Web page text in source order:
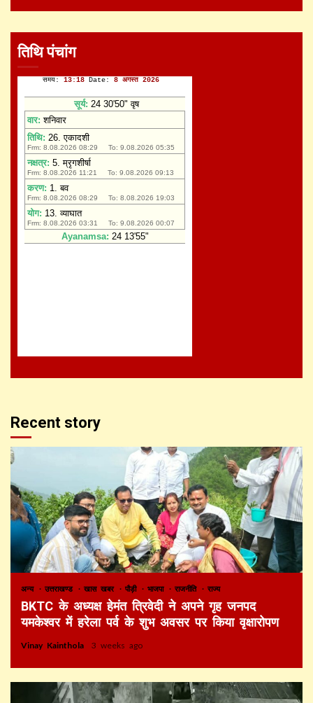
तिथि पंचांग
Recent story
अन्य उत्तराखण्ड खास खबर पौड़ी भाजपा राजनीति राज्य
BKTC के अध्यक्ष हेमंत त्रिवेदी ने अपने गृह जनपद
यमकेश्वर में हरेला पर्व के शुभ अवसर पर किया वृक्षारोपण
Vinay Kainthola 3 weeks ago